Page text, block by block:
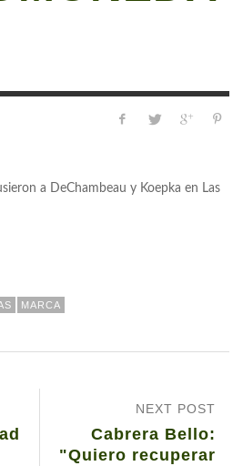
a DeChambeau y Koepka en Las
MARCA
NEXT POST
Cabrera Bello:
"Quiero recuperar